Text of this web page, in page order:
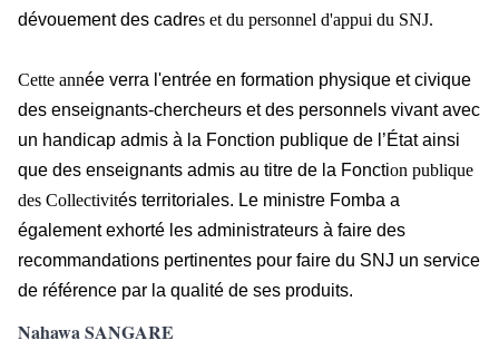
dévouement des cadres et du personnel d'appui du SNJ.
Cette année verra l'entrée en formation physique et civique
des enseignants-chercheurs et des personnels vivant avec
un handicap admis à la Fonction publique de l’État ainsi
que des enseignants admis au titre de la Fonction publique
des Collectivités territoriales. Le ministre Fomba a
également exhorté les administrateurs à faire des
recommandations pertinentes pour faire du SNJ un service
de référence par la qualité de ses produits.
Nahawa SANGARE